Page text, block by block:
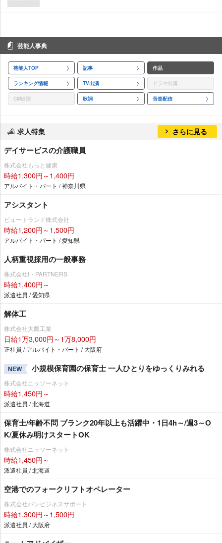
芸能人事典
芸能人TOP 記事 作品
ランキング情報 TV出演 ドラマ出演
CM出演 歌詞 音楽配信
求人特集 さらに見る
デイサービスの介護職員
株式会社もっと健康
時給1,300円～1,400円
アルバイト・パート / 神奈川県
アシスタント
ビュートランド株式会社
時給1,200円～1,500円
アルバイト・パート / 愛知県
人柄重視採用の一般事務
株式会社I・PARTNERS
時給1,400円～
派遣社員 / 愛知県
解体工
株式会社大鷹工業
日給1万3,000円～1万8,000円
正社員 / アルバイト・パート / 大阪府
NEW 小規模保育園の保育士 一人ひとりをゆっくりみれる
株式会社ニッソーネット
時給1,450円～
派遣社員 / 北海道
保育士/年齢不問 ブランク20年以上も活躍中・1日4h～/週3～O
K/夏休み明けスタートOK
株式会社ニッソーネット
時給1,450円～
派遣社員 / 北海道
空港でのフォークリフトオペレーター
株式会社パンビジネスサポート
時給1,300円～1,500円
派遣社員 / 大阪府